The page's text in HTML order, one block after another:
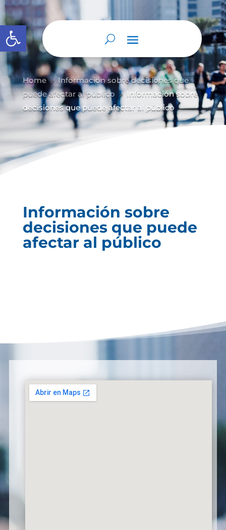
Abrir barra de herramientas
Home 9 Información sobre decisiones que
puede afectar al público 9 Información sobre
decisiones que puede afectar al público
Información sobre
decisiones que puede
afectar al público